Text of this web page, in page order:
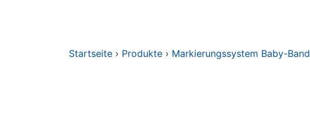
Startseite › Produkte › Markierungssystem Baby-Band